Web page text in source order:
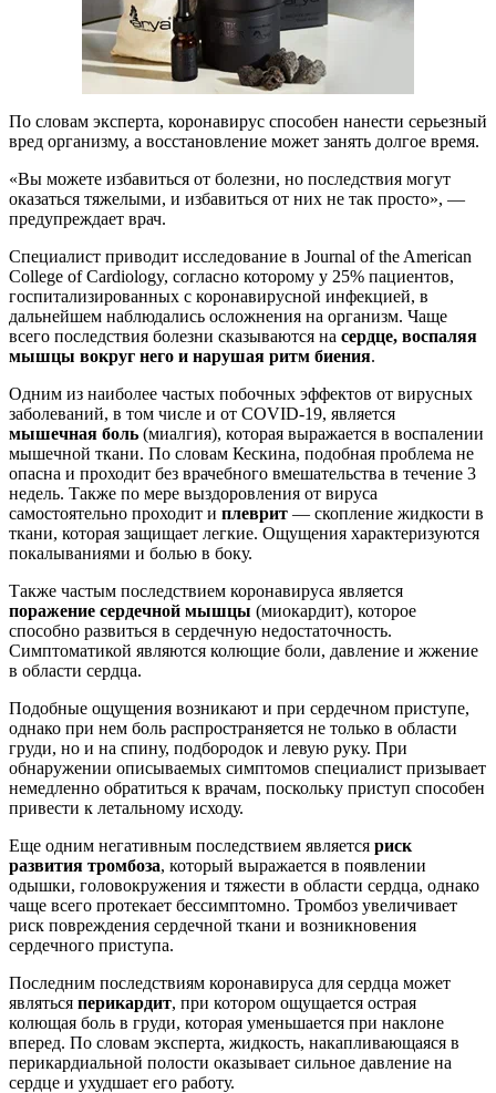
По словам эксперта, коронавирус способен нанести серьезный
вред организму, а восстановление может занять долгое время.
«Вы можете избавиться от болезни, но последствия могут
оказаться тяжелыми, и избавиться от них не так просто», —
предупреждает врач.
Специалист приводит исследование в Journal of the American
College of Cardiology, согласно которому у 25% пациентов,
госпитализированных с коронавирусной инфекцией, в
дальнейшем наблюдались осложнения на организм. Чаще
всего последствия болезни сказываются на сердце, воспаляя
мышцы вокруг него и нарушая ритм биения.
Одним из наиболее частых побочных эффектов от вирусных
заболеваний, в том числе и от COVID-19, является
мышечная боль (миалгия), которая выражается в воспалении
мышечной ткани. По словам Кескина, подобная проблема не
опасна и проходит без врачебного вмешательства в течение 3
недель. Также по мере выздоровления от вируса
самостоятельно проходит и плеврит — скопление жидкости в
ткани, которая защищает легкие. Ощущения характеризуются
покалываниями и болью в боку.
Также частым последствием коронавируса является
поражение сердечной мышцы (миокардит), которое
способно развиться в сердечную недостаточность.
Симптоматикой являются колющие боли, давление и жжение
в области сердца.
Подобные ощущения возникают и при сердечном приступе,
однако при нем боль распространяется не только в области
груди, но и на спину, подбородок и левую руку. При
обнаружении описываемых симптомов специалист призывает
немедленно обратиться к врачам, поскольку приступ способен
привести к летальному исходу.
Еще одним негативным последствием является риск
развития тромбоза, который выражается в появлении
одышки, головокружения и тяжести в области сердца, однако
чаще всего протекает бессимптомно. Тромбоз увеличивает
риск повреждения сердечной ткани и возникновения
сердечного приступа.
Последним последствиям коронавируса для сердца может
являться перикардит, при котором ощущается острая
колющая боль в груди, которая уменьшается при наклоне
вперед. По словам эксперта, жидкость, накапливающаяся в
перикардиальной полости оказывает сильное давление на
сердце и ухудшает его работу.